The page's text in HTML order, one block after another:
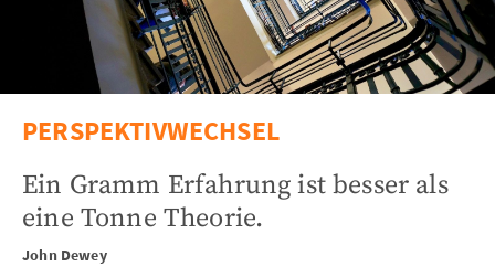
PERSPEKTIVWECHSEL
Ein Gramm Erfahrung ist besser als
eine Tonne Theorie.
John Dewey